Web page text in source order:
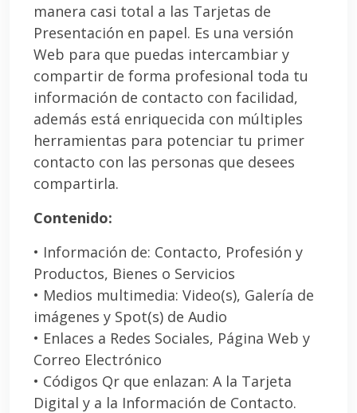
manera casi total a las Tarjetas de
Presentación en papel. Es una versión
Web para que puedas intercambiar y
compartir de forma profesional toda tu
información de contacto con facilidad,
además está enriquecida con múltiples
herramientas para potenciar tu primer
contacto con las personas que desees
compartirla.
Contenido:
• Información de: Contacto, Profesión y
Productos, Bienes o Servicios
• Medios multimedia: Video(s), Galería de
imágenes y Spot(s) de Audio
• Enlaces a Redes Sociales, Página Web y
Correo Electrónico
• Códigos Qr que enlazan: A la Tarjeta
Digital y a la Información de Contacto.